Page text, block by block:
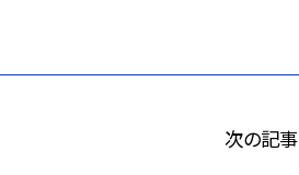
次の記事